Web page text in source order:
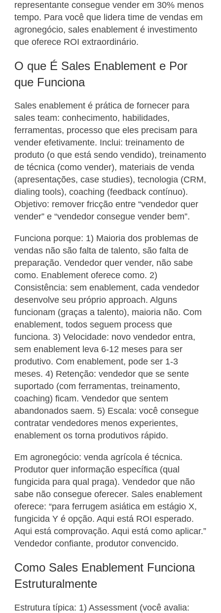
representante consegue vender em 30% menos
tempo. Para você que lidera time de vendas em
agronegócio, sales enablement é investimento
que oferece ROI extraordinário.
O que É Sales Enablement e Por
que Funciona
Sales enablement é prática de fornecer para
sales team: conhecimento, habilidades,
ferramentas, processo que eles precisam para
vender efetivamente. Inclui: treinamento de
produto (o que está sendo vendido), treinamento
de técnica (como vender), materiais de venda
(apresentações, case studies), tecnologia (CRM,
dialing tools), coaching (feedback contínuo).
Objetivo: remover fricção entre “vendedor quer
vender” e “vendedor consegue vender bem”.
Funciona porque: 1) Maioria dos problemas de
vendas não são falta de talento, são falta de
preparação. Vendedor quer vender, não sabe
como. Enablement oferece como. 2)
Consistência: sem enablement, cada vendedor
desenvolve seu próprio approach. Alguns
funcionam (graças a talento), maioria não. Com
enablement, todos seguem process que
funciona. 3) Velocidade: novo vendedor entra,
sem enablement leva 6-12 meses para ser
produtivo. Com enablement, pode ser 1-3
meses. 4) Retenção: vendedor que se sente
suportado (com ferramentas, treinamento,
coaching) ficam. Vendedor que sentem
abandonados saem. 5) Escala: você consegue
contratar vendedores menos experientes,
enablement os torna produtivos rápido.
Em agronegócio: venda agrícola é técnica.
Produtor quer informação específica (qual
fungicida para qual praga). Vendedor que não
sabe não consegue oferecer. Sales enablement
oferece: “para ferrugem asiática em estágio X,
fungicida Y é opção. Aqui está ROI esperado.
Aqui está comprovação. Aqui está como aplicar.”
Vendedor confiante, produtor convencido.
Como Sales Enablement Funciona
Estruturalmente
Estrutura típica: 1) Assessment (você avalia: